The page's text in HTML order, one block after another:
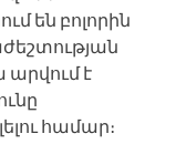
են բոլորին
է
համար։